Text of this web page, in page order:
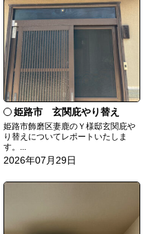
姫路市 玄関庇やり替え
姫路市飾磨区妻鹿のＹ様邸玄関庇や
り替えについてレポートいたしま
す。...
2026年07月29日